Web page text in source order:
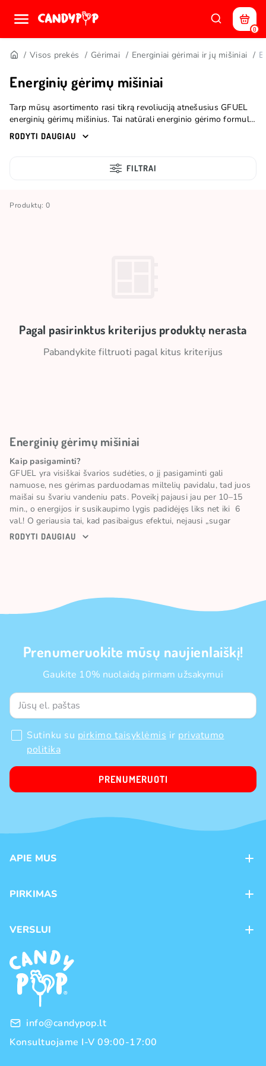
0
Visos prekės Gėrimai Energiniai gėrimai ir jų mišiniai
Energinių gėrimų mišiniai
Tarp mūsų asortimento rasi tikrą revoliuciją atnešusius GFUEL
energinių gėrimų mišinius. Tai natūrali energinio gėrimo formulė,
kurios kūrėjų tikslas buvo pagaminti 100% natūralią bei sveiką
alternatyvą cukraus turintiems energiniams gėrimams. Tai
jų padauginti arba mėgsti skanėstus be cukraus ir kofeino.
RODYTI DAUGIAU
FILTRAI
Produktų: 0
Pagal pasirinktus kriterijus produktų nerasta
Pabandykite filtruoti pagal kitus kriterijus
Energinių gėrimų mišiniai
Kaip pasigaminti?
GFUEL yra visiškai švarios sudėties, o jį pasigaminti gali
namuose, nes gėrimas parduodamas miltelių pavidalu, tad juos
maišai su švariu vandeniu pats. Poveikį pajausi jau per 10–15
min., o energijos ir susikaupimo lygis padidėjęs liks net iki 6
val.! O geriausia tai, kad pasibaigus efektui, nejausi „sugar
chrash“ ir nenorėsi tiesiog kristi ant žemės ir miegoti.
cinkas, kalis, L-tirozinas ir kiti. Tai reiškia, kad ne tik pasidžiaugsi
geru skoniu ir gausi energijos, bet ir papildysi savo vitaminų
RODYTI DAUGIAU
Prenumeruokite mūsų naujienlaiškį!
Gaukite 10% nuolaidą pirmam užsakymui
Sutinku su pirkimo taisyklėmis ir privatumo
politika
PRENUMERUOTI
APIE MUS
Kontaktai
Naujienos
Prekių ženklai
PIRKIMAS
Pristatymas
Prekių grąžinimas ir keitimas
Pirkimo taisyklės
Privatumo politika
VERSLUI
Franšizė
Didmeninė prekyba
info@candypop.lt
Konsultuojame I-V 09:00-17:00